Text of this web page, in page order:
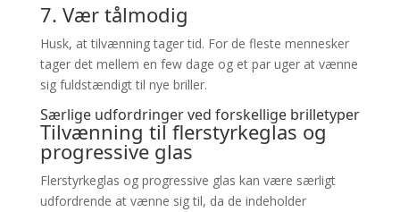
7. Vær tålmodig
Husk, at tilvænning tager tid. For de fleste mennesker
tager det mellem en few dage og et par uger at vænne
sig fuldstændigt til nye briller.
Særlige udfordringer ved forskellige brilletyper
Tilvænning til flerstyrkeglas og
progressive glas
Flerstyrkeglas og progressive glas kan være særligt
udfordrende at vænne sig til, da de indeholder